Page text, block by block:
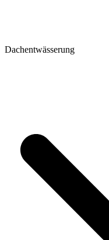
Dachentwässerung